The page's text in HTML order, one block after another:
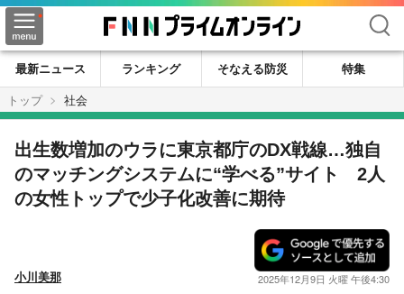
検索
最新ニュース ランキング そなえる防災
特集
トップ
社会
出生数増加のウラに東京都庁のDX戦線…独自
のマッチングシステムに“学べる”サイト 2人
の女性トップで少子化改善に期待
小川美那 2025年12月9日 火曜 午後4:30